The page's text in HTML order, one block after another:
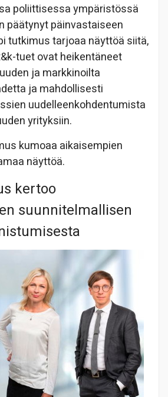
poliittisessa ympäristössä
päätynyt päinvastaiseen
tutkimus tarjoaa näyttöä siitä,
tuet ovat heikentäneet
ja markkinoilta
ja mahdollisesti
uudelleenkohdentumista
yrityksiin.
kumoaa aikaisempien
näyttöä.
kertoo
suunnitelmallisen